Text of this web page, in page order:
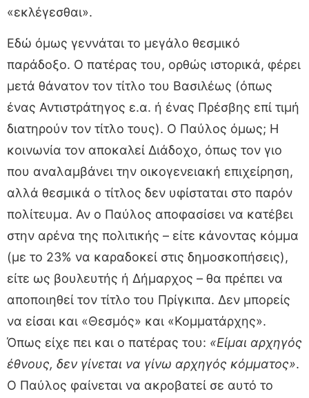
«εκλέγεσθαι».
Εδώ όμως γεννάται το μεγάλο θεσμικό
παράδοξο. Ο πατέρας του, ορθώς ιστορικά, φέρει
μετά θάνατον τον τίτλο του Βασιλέως (όπως
ένας Αντιστράτηγος ε.α. ή ένας Πρέσβης επί τιμή
διατηρούν τον τίτλο τους). Ο Παύλος όμως; Η
κοινωνία τον αποκαλεί Διάδοχο, όπως τον γιο
που αναλαμβάνει την οικογενειακή επιχείρηση,
αλλά θεσμικά ο τίτλος δεν υφίσταται στο παρόν
πολίτευμα. Αν ο Παύλος αποφασίσει να κατέβει
στην αρένα της πολιτικής – είτε κάνοντας κόμμα
(με το 23% να καραδοκεί στις δημοσκοπήσεις),
είτε ως βουλευτής ή Δήμαρχος – θα πρέπει να
αποποιηθεί τον τίτλο του Πρίγκιπα. Δεν μπορείς
να είσαι και «Θεσμός» και «Κομματάρχης».
Όπως είχε πει και ο πατέρας του: «Είμαι αρχηγός
έθνους, δεν γίνεται να γίνω αρχηγός κόμματος».
Ο Παύλος φαίνεται να ακροβατεί σε αυτό το